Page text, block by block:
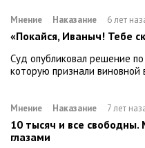
Мнение Наказание 6 лет
«Покайся, Иваныч! Тебе
Суд опубликовал решение
которую признали
Мнение Наказание 7 лет
10 тысяч и все
глазами